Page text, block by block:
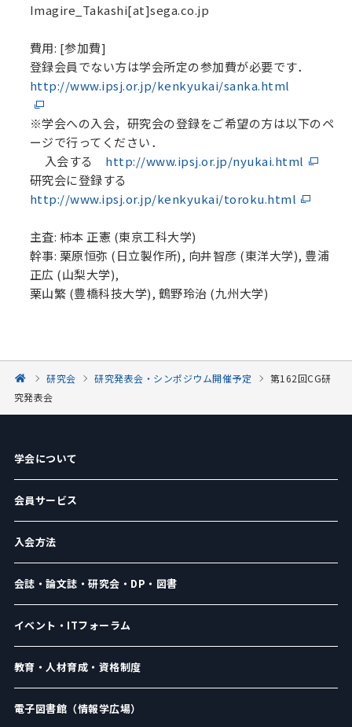
Imagire_Takashi[at]sega.co.jp
費用: [参加費]
登録会員でない方は学会所定の参加費が必要です．
http://www.ipsj.or.jp/kenkyukai/sanka.html
※学会への入会，研究会の登録をご希望の方は以下のペ
ージで行ってください．
入会する http://www.ipsj.or.jp/nyukai.html
研究会に登録する
http://www.ipsj.or.jp/kenkyukai/toroku.html
主査: 柿本 正憲 (東京工科大学)
幹事: 栗原恒弥 (日立製作所), 向井智彦 (東洋大学), 豊浦
正広 (山梨大学),
栗山繁 (豊橋科技大学), 鶴野玲治 (九州大学)
研究会 研究発表会・シンポジウム開催予定
第162回CG研
究発表会
学会について
会員サービス
入会方法
会誌・論文誌・研究会・DP・図書
イベント・ITフォーラム
教育・人材育成・資格制度
電子図書館（情報学広場）